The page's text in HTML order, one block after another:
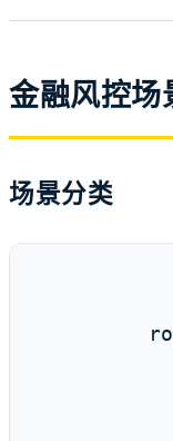
金融风控场
场景分类